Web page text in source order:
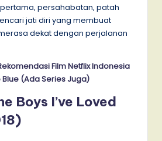
persahabatan, patah
jati diri yang membuat
dekat dengan perjalanan
Rekomendasi Film Netflix Indonesia
Blue (Ada Series Juga)
Boys I’ve Loved